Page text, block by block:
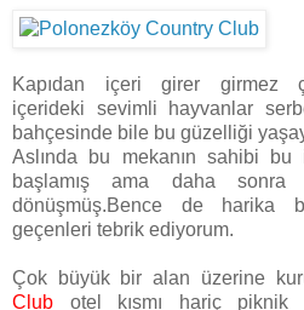
Kapıdan içeri girer girmez
içerideki sevimli hayvanlar
bahçesinde bile bu güzelliği
Aslında bu mekanın sahibi
başlamış ama daha sonra
dönüşmüş.Bence de harika
geçenleri tebrik ediyorum.
Çok büyük bir alan üzerine
Club otel kısmı hariç piknik